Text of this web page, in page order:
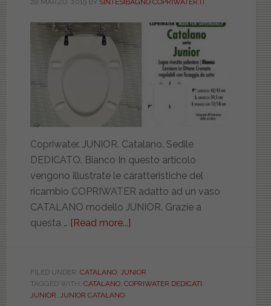
28 MARZO, 2019BY SINTESIBAGNO COPRIWATER.IT
Copriwater. JUNIOR. Catalano. Sedile
DEDICATO. Bianco In questo articolo
vengono illustrate le caratteristiche del
ricambio COPRIWATER adatto ad un vaso
CATALANO modello JUNIOR. Grazie a
questa … [Read more...]
BIANCO.
DEDICATO.
FILED UNDER: CATALANO,
JUNIOR
TAGGED WITH: CATALANO, COPRIWATER DEDICATI
JUNIOR
JUNIOR CATALANO